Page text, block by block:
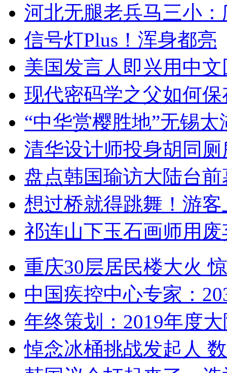
河北无腿老兵马三小
信号灯Plus！浑身都亮
美国发言人即兴用中
现代密码学之父如何
“中华赏樱胜地”无锡
清华设计师投身胡同
盘点韩国瑜访大陆台
想过桥就得跳舞！游客
祁连山下玉石画师用
重庆30层居民楼大火
中国疾控中心专家：
年终策划：2019年度
悼念冰桶挑战发起人